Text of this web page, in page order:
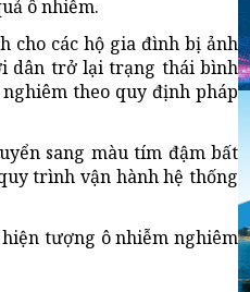
ô nhiễm.
cho các hộ gia đình bị ảnh
dân trở lại trạng thái bình
theo quy định pháp
sang màu tím đậm bất
trình vận hành hệ thống
tượng ô nhiễm nghiêm